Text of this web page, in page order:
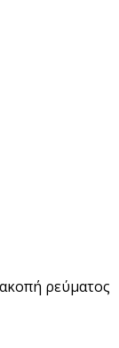
ρεύματος